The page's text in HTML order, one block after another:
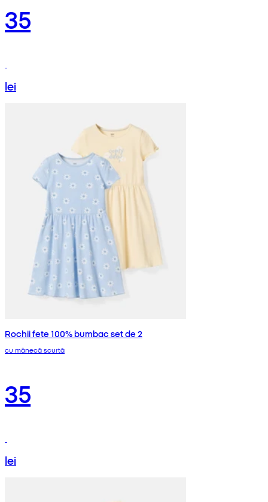
35
lei
Rochii fete 100% bumbac set de 2
cu mânecă scurtă
35
lei